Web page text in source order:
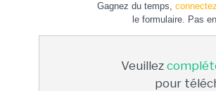
Gagnez du temps,
le formulaire. Pas
Veuillez
pour